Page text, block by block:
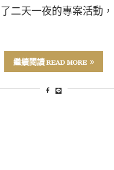
二天一夜的專案活動
繼續閱讀 READ MORE